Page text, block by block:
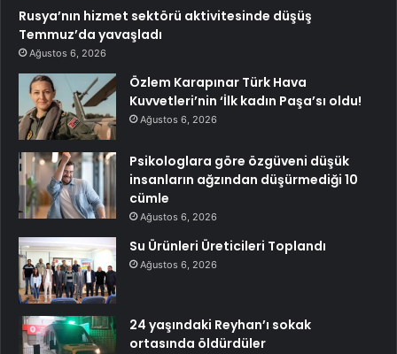
Rusya’nın hizmet sektörü aktivitesinde düşüş
Temmuz’da yavaşladı
Ağustos 6, 2026
Özlem Karapınar Türk Hava
Kuvvetleri’nin ‘İlk kadın Paşa’sı oldu!
Ağustos 6, 2026
Psikologlara göre özgüveni düşük
insanların ağzından düşürmediği 10
cümle
Ağustos 6, 2026
Su Ürünleri Üreticileri Toplandı
Ağustos 6, 2026
24 yaşındaki Reyhan’ı sokak
ortasında öldürdüler